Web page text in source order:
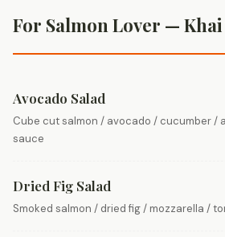
For Salmon Lover —
Avocado Salad
Cube cut salmon / avocado / cucumber /
sauce
Dried Fig Salad
Smoked salmon / dried fig / mozzarella /